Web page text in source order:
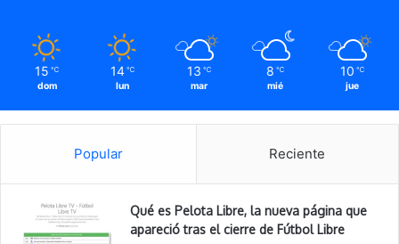
15 ℃
dom
14 ℃
lun
13 ℃
mar
8 ℃
mié
10 ℃
jue
Popular Reciente
Qué es Pelota Libre, la nueva página que
apareció tras el cierre de Fútbol Libre